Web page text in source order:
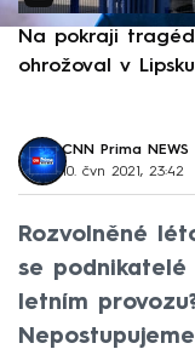
Na pokraji
ohrožoval v
CNN Prima NEWS
10. čvn 2021, 23:42
Rozvolněné
se podnikatelé
letním